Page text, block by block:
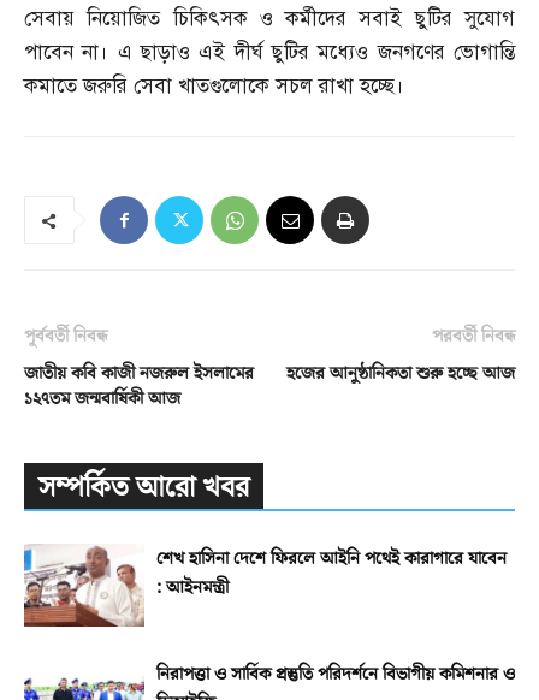
সেবায় নিয়োজিত চিকিৎসক ও কর্মীদের সবাই ছুটির সুযোগ
পাবেন না। এ ছাড়াও এই দীর্ঘ ছুটির মধ্যেও জনগণের ভোগান্তি
কমাতে জরুরি সেবা খাতগুলোকে সচল রাখা হচ্ছে।
পূর্ববর্তী নিবন্ধ
জাতীয় কবি কাজী নজরুল ইসলামের
১২৭তম জন্মবার্ষিকী আজ
পরবর্তী নিবন্ধ
হজের আনুষ্ঠানিকতা শুরু হচ্ছে আজ
সম্পর্কিত আরো খবর
শেখ হাসিনা দেশে ফিরলে আইনি পথেই কারাগারে যাবেন
: আইনমন্ত্রী
নিরাপত্তা ও সার্বিক প্রস্তুতি পরিদর্শনে বিভাগীয় কমিশনার ও